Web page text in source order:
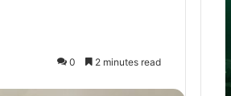
0 2 minutes read